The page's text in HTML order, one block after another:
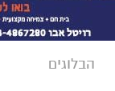
הבלוגים